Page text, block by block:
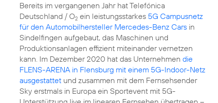
Bereits im vergangenen Jahr hat Telefónica
Deutschland / O2 ein leistungsstarkes 5G Campusnetz
für den Automobilhersteller Mercedes-Benz Cars in
Sindelfingen aufgebaut, das Maschinen und
Produktionsanlagen effizient miteinander vernetzen
kann. Im Dezember 2020 hat das Unternehmen die
FLENS-ARENA in Flensburg mit einem 5G-Indoor-Netz
ausgestattet und zusammen mit dem Fernsehsender
Sky erstmals in Europa ein Sportevent mit 5G-